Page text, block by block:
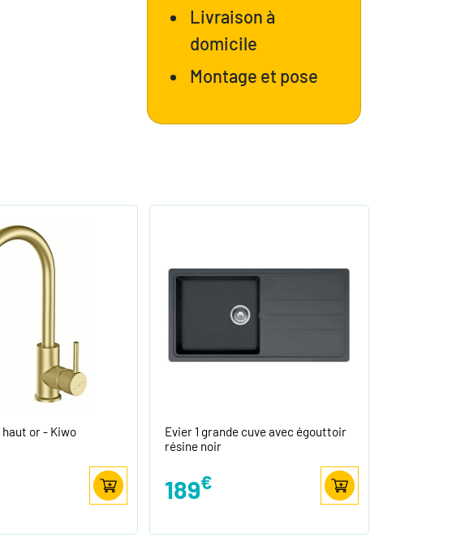
Livraison à
domicile
Montage et pose
or - Kiwo
Evier 1 grande cuve avec égouttoir
résine noir
189€